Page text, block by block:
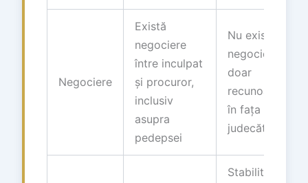
Negociere
Există
negociere
între inculpat
și procuror,
inclusiv
asupra
pedepsei
Nu există
negociere;
doar
recunoaștere
în fața
judecătorului
Stabilită de